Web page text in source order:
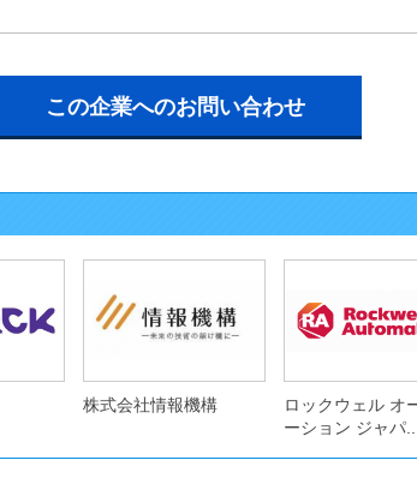
この企業へのお問い合わせ
株式会社情報機構
ロックウェル オ
ーション ジャパ...